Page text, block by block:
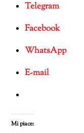
Telegram
Facebook
WhatsApp
E-mail
Mi piace: